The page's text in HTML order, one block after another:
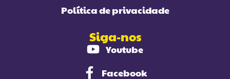
Política de privacidade
Siga-nos
Youtube
Facebook